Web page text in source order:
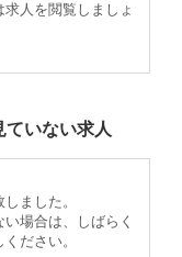
人を閲覧しましょ
ていない求人
ました。
場合は、しばらく
ださい。